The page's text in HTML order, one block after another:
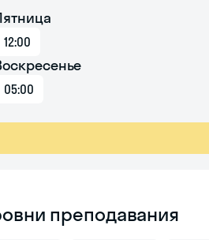
12:00
05:00
преподавания